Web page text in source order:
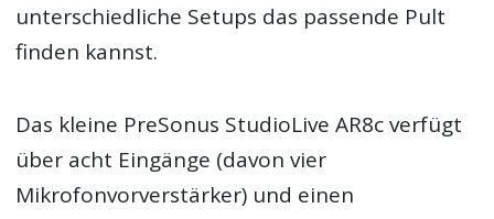
unterschiedliche Setups das passende Pult
finden kannst.
Das kleine PreSonus StudioLive AR8c verfügt
über acht Eingänge (davon vier
Mikrofonvorverstärker) und einen